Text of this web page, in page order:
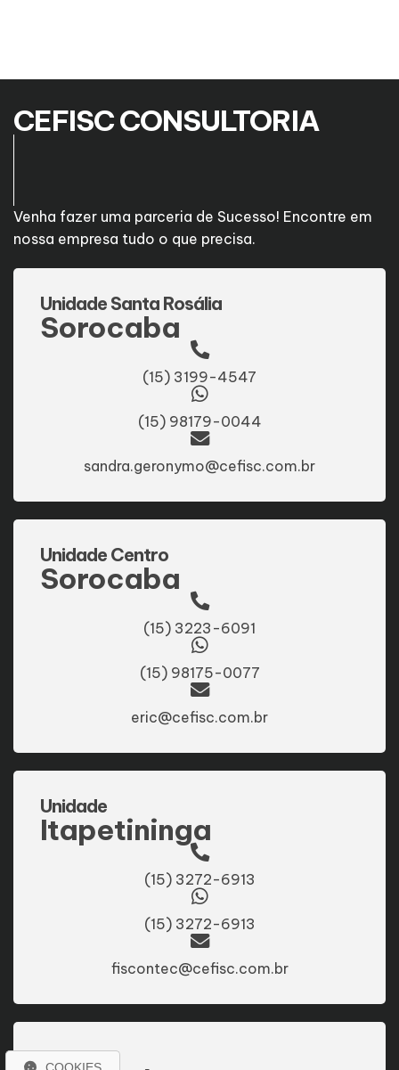
CEFISC CONSULTORIA
Venha fazer uma parceria de Sucesso! Encontre em
nossa empresa tudo o que precisa.
Unidade Santa Rosália
Sorocaba
(15) 3199-4547
(15) 98179-0044
sandra.geronymo@cefisc.com.br
Unidade Centro
Sorocaba
(15) 3223-6091
(15) 98175-0077
eric@cefisc.com.br
Unidade
Itapetininga
(15) 3272-6913
(15) 3272-6913
fiscontec@cefisc.com.br
Unidade